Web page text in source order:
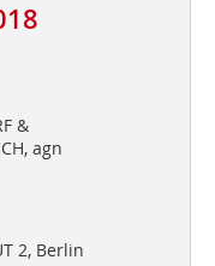
&
agn
2, Berlin